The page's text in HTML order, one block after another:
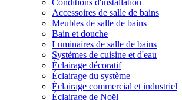
Conditions d'installation
Accessoires de salle de bains
Meubles de salle de bains
Bain et douche
Luminaires de salle de bains
Systèmes de cuisine et d'eau
Éclairage décoratif
Éclairage du système
Éclairage commercial et industriel
Éclairage de Noël